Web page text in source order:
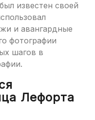
известен своей
и авангардные
фотографии
шагов в
Лефорта